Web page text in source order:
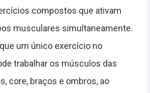
compostos que ativam
musculares simultaneamente.
um único exercício no
trabalhar os músculos das
core, braços e ombros, ao